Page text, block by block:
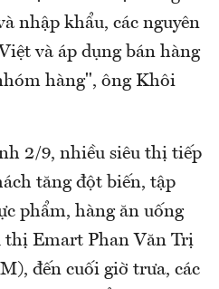
nhập khẩu, các nguyên
và áp dụng bán hàng
hàng", ông Khôi
2/9, nhiều siêu thị tiếp
tăng đột biến, tập
phẩm, hàng ăn uống
thị Emart Phan Văn Trị
đến cuối giờ trưa, các